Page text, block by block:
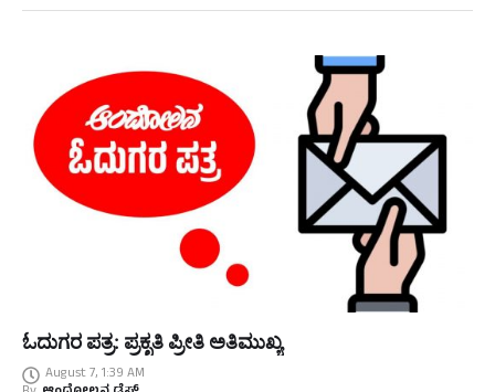
ಓದುಗರ ಪತ್ರ: ಪ್ರಕೃತಿ ಪ್ರೀತಿ ಅತಿಮುಖ್ಯ
August 7, 1:39 AM